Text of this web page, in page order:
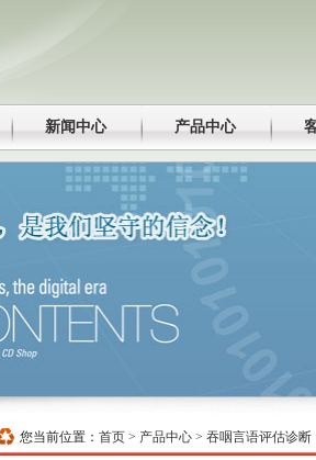
新闻中心 产品中心
您当前位置： 首页 > 产品中心 > 吞咽言语评估诊断